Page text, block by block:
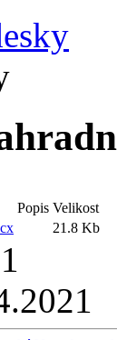
Popis Velikost
21.8 Kb